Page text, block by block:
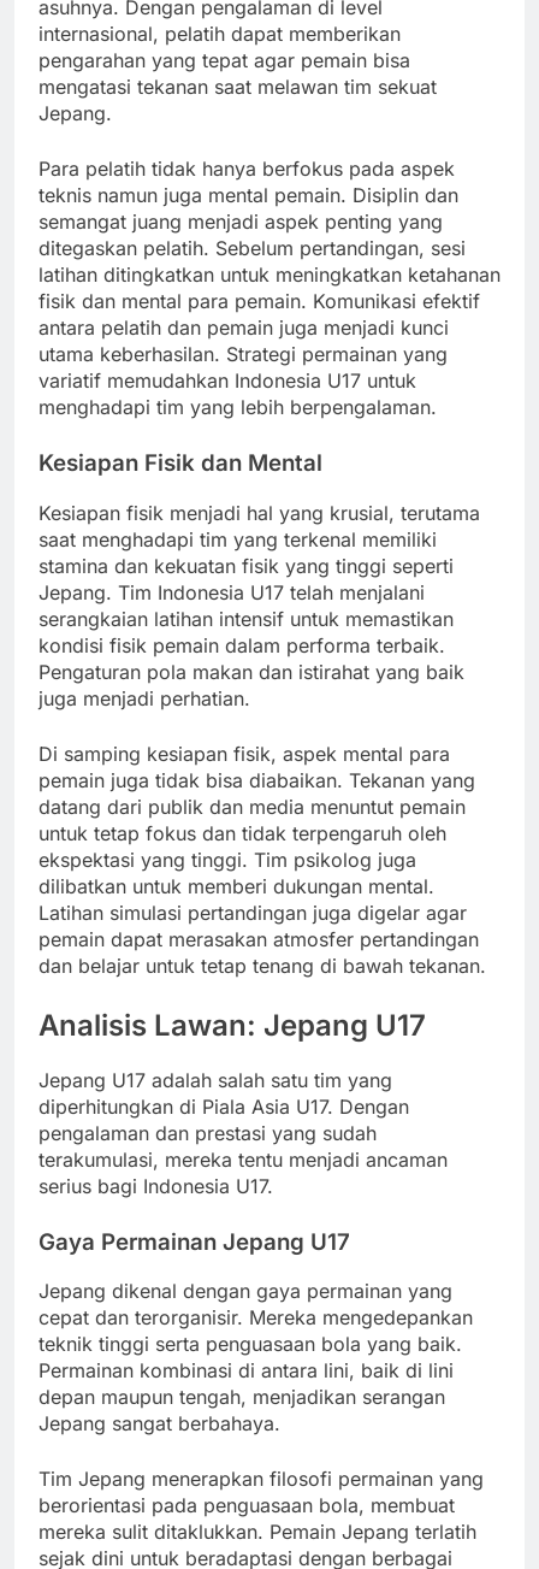
asuhnya. Dengan pengalaman di level
internasional, pelatih dapat memberikan
pengarahan yang tepat agar pemain bisa
mengatasi tekanan saat melawan tim sekuat
Jepang.
Para pelatih tidak hanya berfokus pada aspek
teknis namun juga mental pemain. Disiplin dan
semangat juang menjadi aspek penting yang
ditegaskan pelatih. Sebelum pertandingan, sesi
latihan ditingkatkan untuk meningkatkan ketahanan
fisik dan mental para pemain. Komunikasi efektif
antara pelatih dan pemain juga menjadi kunci
utama keberhasilan. Strategi permainan yang
variatif memudahkan Indonesia U17 untuk
menghadapi tim yang lebih berpengalaman.
Kesiapan Fisik dan Mental
Kesiapan fisik menjadi hal yang krusial, terutama
saat menghadapi tim yang terkenal memiliki
stamina dan kekuatan fisik yang tinggi seperti
Jepang. Tim Indonesia U17 telah menjalani
serangkaian latihan intensif untuk memastikan
kondisi fisik pemain dalam performa terbaik.
Pengaturan pola makan dan istirahat yang baik
juga menjadi perhatian.
Di samping kesiapan fisik, aspek mental para
pemain juga tidak bisa diabaikan. Tekanan yang
datang dari publik dan media menuntut pemain
untuk tetap fokus dan tidak terpengaruh oleh
ekspektasi yang tinggi. Tim psikolog juga
dilibatkan untuk memberi dukungan mental.
Latihan simulasi pertandingan juga digelar agar
pemain dapat merasakan atmosfer pertandingan
dan belajar untuk tetap tenang di bawah tekanan.
Analisis Lawan: Jepang U17
Jepang U17 adalah salah satu tim yang
diperhitungkan di Piala Asia U17. Dengan
pengalaman dan prestasi yang sudah
terakumulasi, mereka tentu menjadi ancaman
serius bagi Indonesia U17.
Gaya Permainan Jepang U17
Jepang dikenal dengan gaya permainan yang
cepat dan terorganisir. Mereka mengedepankan
teknik tinggi serta penguasaan bola yang baik.
Permainan kombinasi di antara lini, baik di lini
depan maupun tengah, menjadikan serangan
Jepang sangat berbahaya.
Tim Jepang menerapkan filosofi permainan yang
berorientasi pada penguasaan bola, membuat
mereka sulit ditaklukkan. Pemain Jepang terlatih
sejak dini untuk beradaptasi dengan berbagai